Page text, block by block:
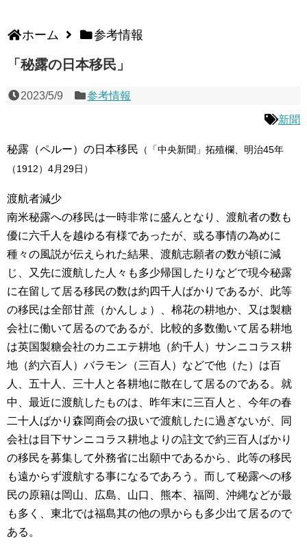
ホーム 参考情報
「秘露の日本移民」
2023/5/9 参考情報
新聞
秘露（ペルー）の日本移民 （「中央新聞」拓殖欄、明治45年
（1912）4月29日）
渡航者減少
南米秘露への移民は一時非常に盛んとなり、渡航者の数も
優に六千人を越ゆる有様であったが、或る事情の為めに
種々の風説が伝えられた結果、渡航志願者の数が頓に減
じ、又先に渡航した人々も多少帰国したりなどで現今秘露
に在留して居る移民の数は約四千人ばかりであるが、此等
の移民は全部甘蔗（かんしょ）、棉花の耕地か、又は製糖
会社に働いて居るのであるが、比較的多数働いて居る耕地
は英国製糖会社のカニエテ耕地（約千人）サンニコラス耕
地（約六百人）バラモン（三百人）などで他（た）は百
人、五十人、三十人と各耕地に散在して居るのである。就
中、最近に渡航したものは、昨年末に三百人と、今年の春
二十人ばかり森岡商会の扱いで渡航したに過ぎないが、同
会社は目下サンニコラス耕地よりの註文で約三百人ばかり
の移民を募集して外務省に出願中であるから、此等の移民
も遠からず渡航する事になるであろう。而して秘露への移
民の原籍は岡山、広島、山口、熊本、福岡、沖縄などが最
も多く、東北では福島其の他の県からも多少出て居るので
ある。